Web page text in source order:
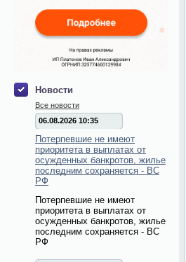
Новости
Все новости
06.08.2026 10:35
Потерпевшие не имеют
приоритета в выплатах от
осужденных банкротов, жилье
последним сохраняется - ВС
РФ
Потерпевшие не имеют
приоритета в выплатах от
осужденных банкротов, жилье
последним сохраняется - ВС
РФ